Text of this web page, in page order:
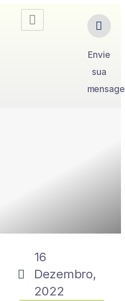
Envie
sua
16
Dezembro,
2022